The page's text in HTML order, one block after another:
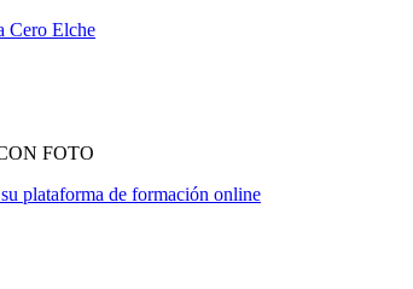
Cero Elche
FOTO
plataforma de formación online